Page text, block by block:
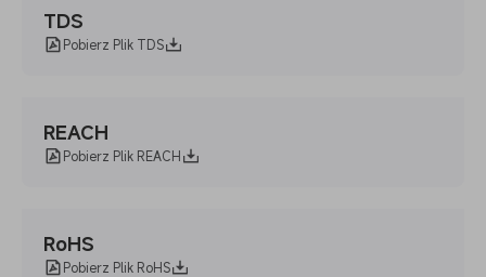
TDS
Pobierz Plik TDS
REACH
Pobierz Plik REACH
RoHS
Pobierz Plik RoHS